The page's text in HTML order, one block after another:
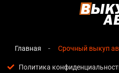
срочный выкуп авто в
озвучивается сразу после
Прозрачные условия— все
Главная Срочный выкуп
Политика